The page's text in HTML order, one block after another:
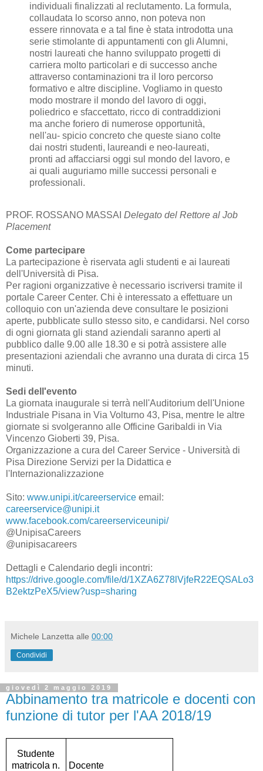
individuali finalizzati al reclutamento. La formula,
collaudata lo scorso anno, non poteva non
essere rinnovata e a tal fine è stata introdotta una
serie stimolante di appuntamenti con gli Alumni,
nostri laureati che hanno sviluppato progetti di
carriera molto particolari e di successo anche
attraverso contaminazioni tra il loro percorso
formativo e altre discipline. Vogliamo in questo
modo mostrare il mondo del lavoro di oggi,
poliedrico e sfaccettato, ricco di contraddizioni
ma anche foriero di numerose opportunità,
nell'au- spicio concreto che queste siano colte
dai nostri studenti, laureandi e neo-laureati,
pronti ad affacciarsi oggi sul mondo del lavoro, e
ai quali auguriamo mille successi personali e
professionali.
PROF. ROSSANO MASSAI Delegato del Rettore al Job
Placement
Come partecipare
La partecipazione è riservata agli studenti e ai laureati
dell'Università di Pisa.
Per ragioni organizzative è necessario iscriversi tramite il
portale Career Center. Chi è interessato a effettuare un
colloquio con un'azienda deve consultare le posizioni
aperte, pubblicate sullo stesso sito, e candidarsi. Nel corso
di ogni giornata gli stand aziendali saranno aperti al
pubblico dalle 9.00 alle 18.30 e si potrà assistere alle
presentazioni aziendali che avranno una durata di circa 15
minuti.
Sedi dell'evento
La giornata inaugurale si terrà nell'Auditorium dell'Unione
Industriale Pisana in Via Volturno 43, Pisa, mentre le altre
giornate si svolgeranno alle Officine Garibaldi in Via
Vincenzo Gioberti 39, Pisa.
Organizzazione a cura del Career Service - Università di
Pisa Direzione Servizi per la Didattica e
l'Internazionalizzazione
Sito: www.unipi.it/careerservice email:
careerservice@unipi.it
www.facebook.com/careerserviceunipi/
@UnipisaCareers
@unipisacareers
Dettagli e Calendario degli incontri:
https://drive.google.com/file/d/1XZA6Z78lVjfeR22EQSALo3
B2ektzPeX5/view?usp=sharing
Michele Lanzetta alle 00:00
Condividi
giovedì 2 maggio 2019
Abbinamento tra matricole e docenti con
funzione di tutor per l'AA 2018/19
Studente
matricola n.
Docente